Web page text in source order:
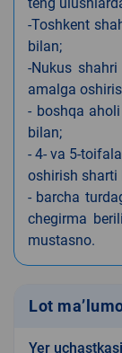
-Toshkent
bilan;
-Nukus
amalga
- boshqa
bilan;
- 4- va 5-
oshirish sharti
- barcha
chegirma
mustasno.
Lot
Yer